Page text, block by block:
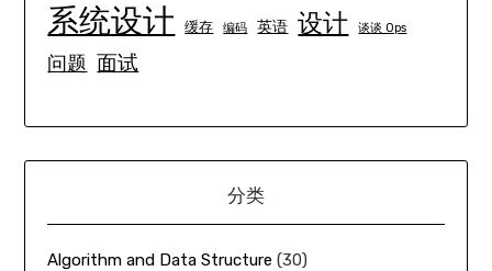
系统设计 缓存 编码 英语 设计 谈谈 Ops
问题 面试
分类
Algorithm and Data Structure (30)